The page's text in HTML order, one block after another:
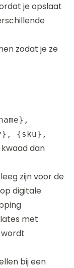
je opslaat
zodat je ze
{sku},
dan
zijn voor de
op digitale
met
bij een